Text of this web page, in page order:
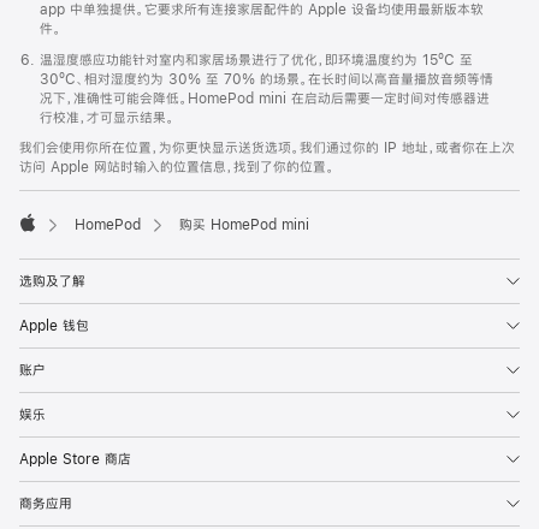
app 中单独提供。它要求所有连接家居配件的 Apple 设备均使用最新版本软
件。
温湿度感应功能针对室内和家居场景进行了优化，即环境温度约为 15ºC 至
30ºC、相对湿度约为 30% 至 70% 的场景。在长时间以高音量播放音频等情
况下，准确性可能会降低。HomePod mini 在启动后需要一定时间对传感器进
行校准，才可显示结果。
我们会使用你所在位置，为你更快显示送货选项。我们通过你的 IP 地址，或者你在上次
访问 Apple 网站时输入的位置信息，找到了你的位置。
HomePod 购买 HomePod mini
选购及了解
Apple 钱包
账户
娱乐
Apple Store 商店
商务应用